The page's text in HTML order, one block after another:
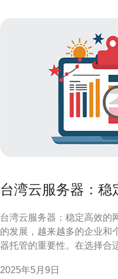
台湾云服务器：稳
台湾云服务器：稳定高效的网络解
的发展，越来越多的企业和
器托管的重要性。在选择合
云服务器正是一个稳定高效的网
2025年5月9日